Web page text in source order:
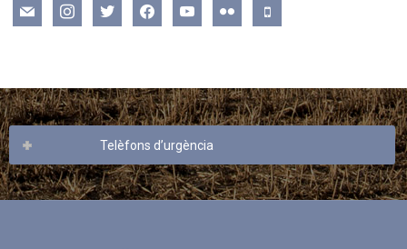
mail instagramtwitter facebookyoutube flickr mobile
Telèfons d’urgència